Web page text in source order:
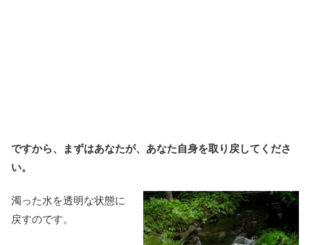
ですから、まずはあなたが、あなた自身を取り戻してくださ
い。
濁った水を透明な状態に
戻すのです。